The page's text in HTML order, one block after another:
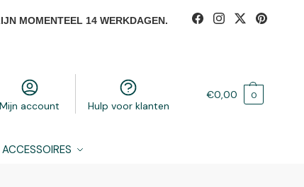
MOMENTEEL 14 WERKDAGEN.
Mijn account Hulp voor klanten
€0,00 0
ACCESSOIRES